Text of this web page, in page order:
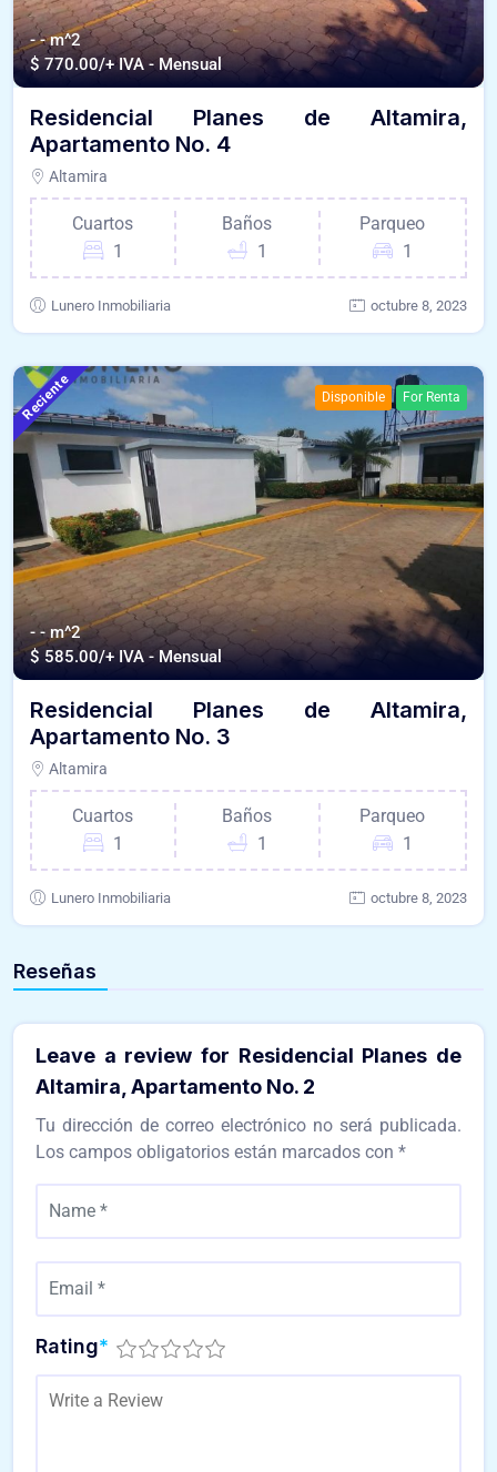
- - m^2
$770.00/+ IVA - Mensual
Residencial Planes de Altamira,
Apartamento No. 4
Altamira
Cuartos
1
Baños
1
Parqueo
1
Lunero Inmobiliaria octubre 8, 2023
Reciente Disponible For Renta
- - m^2
$ 585.00/+ IVA - Mensual
Residencial Planes de Altamira,
Apartamento No. 3
Altamira
Cuartos
1
Baños
1
Parqueo
1
Lunero Inmobiliaria octubre 8, 2023
Reseñas
Leave a review for Residencial Planes de
Altamira, Apartamento No. 2
Tu dirección de correo electrónico no será publicada.
Los campos obligatorios están marcados con *
Rating*